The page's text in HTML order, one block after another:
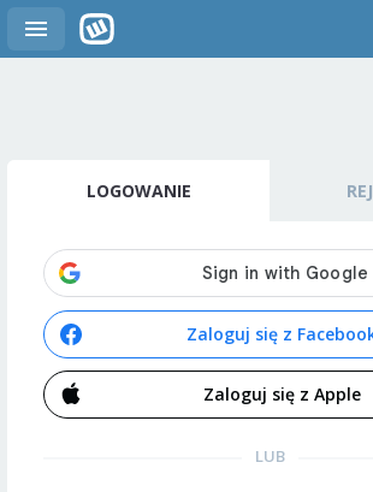
LOGOWANIE
Zaloguj się z
Zaloguj się z Apple
LUB